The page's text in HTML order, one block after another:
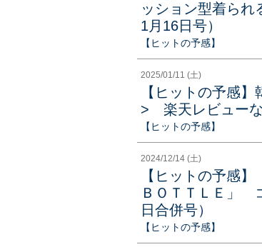
ッション型着ら
1月16日号）
【ヒットの予感】
2025/01/11 (土)
【ヒットの予感
> 楽天レビューな
【ヒットの予感】
2024/12/14 (土)
【ヒットの予感
ＢＯＴＴＬＥ」
日合併号）
【ヒットの予感】